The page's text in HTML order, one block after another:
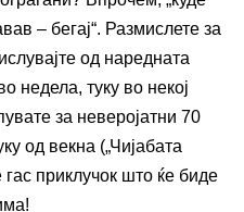
– бегај“. Размислете за
од наредната
недела, туку во некој
за неверојатни 70
од векна („Чијабата
гас приклучок што ќе биде